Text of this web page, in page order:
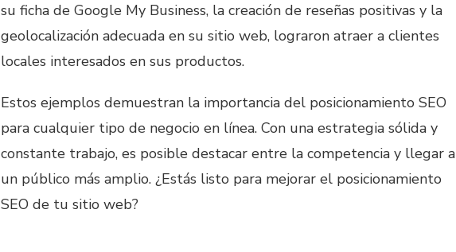
su ficha de Google My Business, la creación de reseñas positivas y la
geolocalización adecuada en su sitio web, lograron atraer a clientes
locales interesados en sus productos.
Estos ejemplos demuestran la importancia del posicionamiento SEO
para cualquier tipo de negocio en línea. Con una estrategia sólida y
constante trabajo, es posible destacar entre la competencia y llegar a
un público más amplio. ¿Estás listo para mejorar el posicionamiento
SEO de tu sitio web?